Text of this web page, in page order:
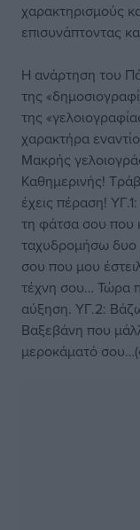
χαρακτηρισμούς
επισυνάπτοντας
Η ανάρτηση του
της
της
χαρακτήρα
Μακρής
Καθημερινής!
έχεις πέραση!
τη φάτσα σου που
ταχυδρομήσω δυο
σου που μου
τέχνη σου… Τώρα
αύξηση. ΥΓ.2:
Βαξεβάνη που
μεροκάματό